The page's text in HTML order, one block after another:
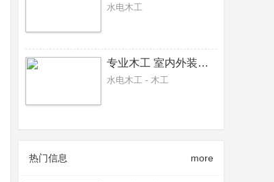
水电木工
专业木工 室内外装修，围栏，阳台，雨篷，隔间，
水电木工 - 木工
热门信息 more